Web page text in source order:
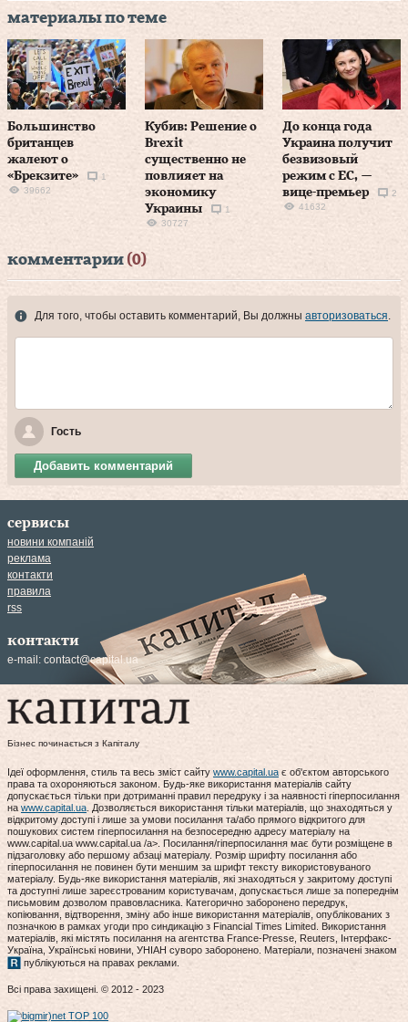
материалы по теме
Большинство
британцев
жалеют о
«Брекзите»
1
39662
Кубив: Решение о
Brexit
существенно не
повлияет на
экономику
Украины
1
30727
До конца года
Украина получит
безвизовый
режим с ЕС, —
вице-премьер
2
41632
комментарии (0)
Для того, чтобы оставить комментарий, Вы должны авторизоваться.
Гость
Добавить комментарий
сервисы
новини компаній
реклама
контакти
правила
rss
контакти
e-mail: contact@capital.ua
Бізнес починається з Капіталу
Ідеї оформлення, стиль та весь зміст сайту www.capital.ua є об'єктом авторського
права та охороняються законом. Будь-яке використання матеріалів сайту
допускається тільки при дотриманні правил передруку і за наявності гіперпосилання
на www.capital.ua. Дозволяється використання тільки матеріалів, що знаходяться у
відкритому доступі і лише за умови посилання та/або прямого відкритого для
пошукових систем гіперпосилання на безпосередню адресу матеріалу на
www.capital.ua www.capital.ua /a>. Посилання/гіперпосилання має бути розміщене в
підзаголовку або першому абзаці матеріалу. Розмір шрифту посилання або
гіперпосилання не повинен бути меншим за шрифт тексту використовуваного
матеріалу. Будь-яке використання матеріалів, які знаходяться у закритому доступі
та доступні лише зареєстрованим користувачам, допускається лише за попереднім
письмовим дозволом правовласника. Категорично заборонено передрук,
копіювання, відтворення, зміну або інше використання матеріалів, опублікованих з
позначкою в рамках угоди про синдикацію з Financial Times Limited. Використання
матеріалів, які містять посилання на агентства France-Presse, Reuters, Інтерфакс-
Україна, Українські новини, УНІАН суворо заборонено. Матеріали, позначені знаком
публікуються на правах реклами.
Всі права захищені. © 2012 - 2023